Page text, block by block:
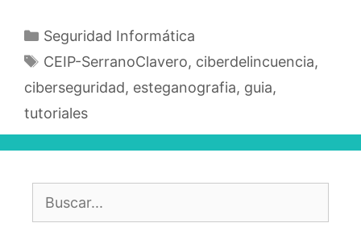
Categorías
Seguridad Informática
Etiquetas
CEIP-SerranoClavero, ciberdelincuencia,
ciberseguridad, esteganografia, guia,
tutoriales